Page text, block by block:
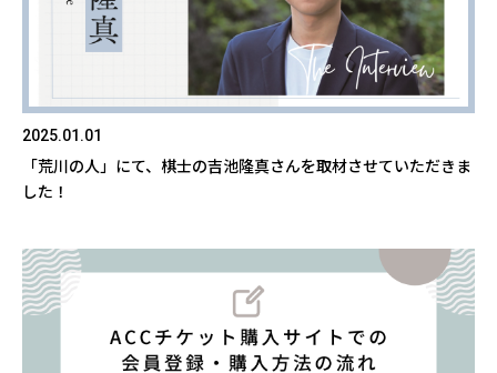
2025.01.01
「荒川の人」にて、棋士の吉池隆真さんを取材させていただきま
した！